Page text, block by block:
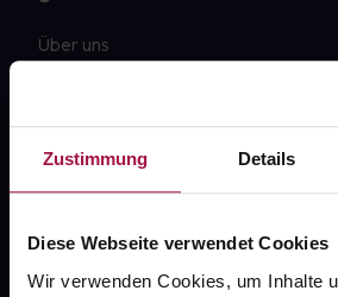
Zustimmung Details
Diese Webseite verwendet Cookies
Wir verwenden Cookies, um Inhalte
Über uns
Newsletter